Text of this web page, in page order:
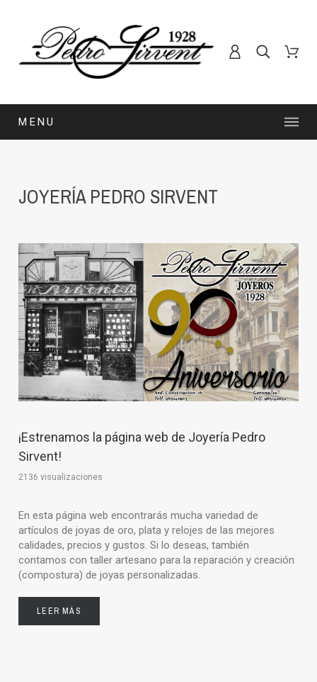
MENU
JOYERÍA PEDRO SIRVENT
¡Estrenamos la página web de Joyería Pedro
Sirvent!
2136 visualizaciones
En esta página web encontrarás mucha variedad de
artículos de joyas de oro, plata y relojes de las mejores
calidades, precios y gustos. Si lo deseas, también
contamos con taller artesano para la reparación y creación
(compostura) de joyas personalizadas.
LEER MÁS